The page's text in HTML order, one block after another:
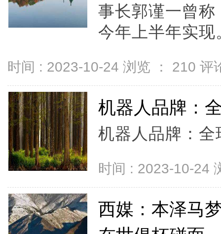
事长郭谨一曾称
今年上半年实
时间 : 2023-10-24 浏览 ： 210 评
机器人品牌：
机器人品牌：
时间 : 2023-10-24
西媒：本泽马